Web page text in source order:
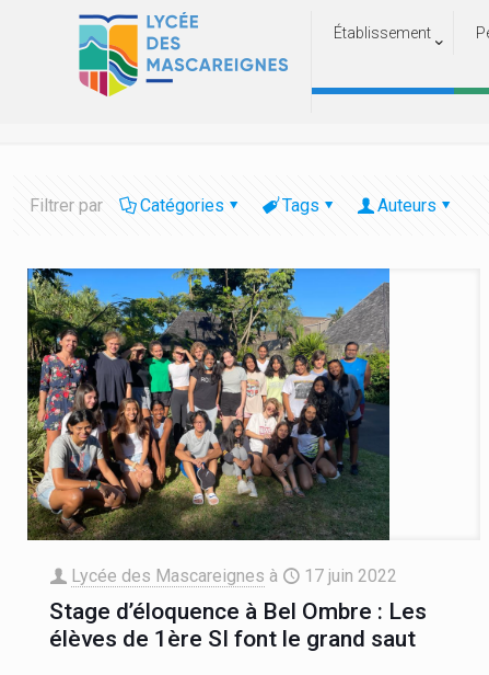
Établissement
Filtrer par Catégories Tags Auteurs
Lycée des Mascareignes à 17 juin 2022
Stage d’éloquence à Bel Ombre : Les
élèves de 1ère SI font le grand saut